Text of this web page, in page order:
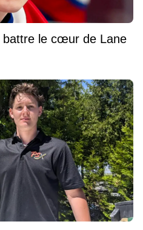
battre le cœur de Lane